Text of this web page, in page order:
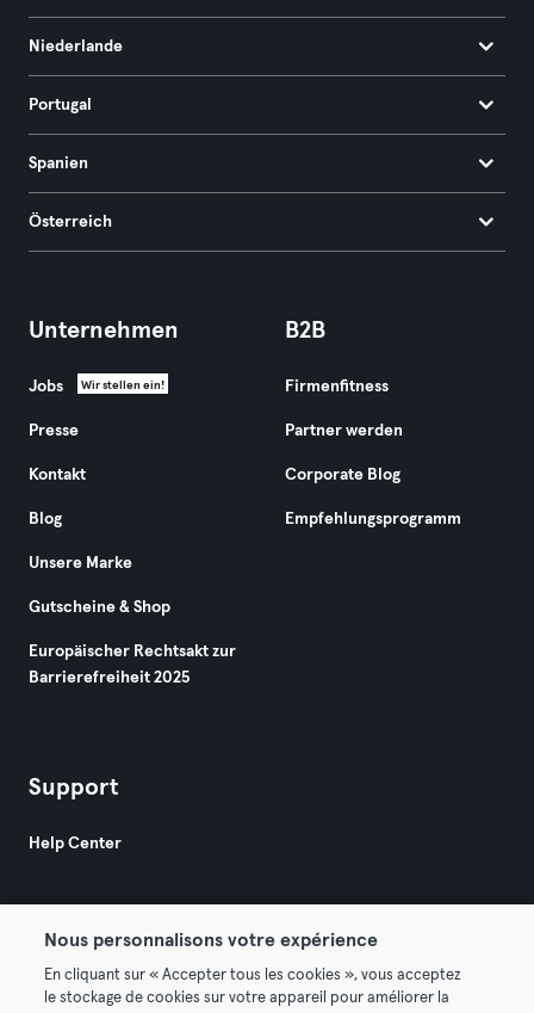
Niederlande
Portugal
Spanien
Österreich
Unternehmen
Jobs Wir stellen ein!
Presse
Kontakt
Blog
Unsere Marke
Gutscheine & Shop
Europäischer Rechtsakt zur
Barrierefreiheit 2025
B2B
Firmenfitness
Partner werden
Corporate Blog
Empfehlungsprogramm
Support
Help Center
© 2026 Urban Sports Group GmbH. All rights reserved.
Nous personnalisons votre expérience
En cliquant sur « Accepter tous les cookies », vous acceptez
le stockage de cookies sur votre appareil pour améliorer la